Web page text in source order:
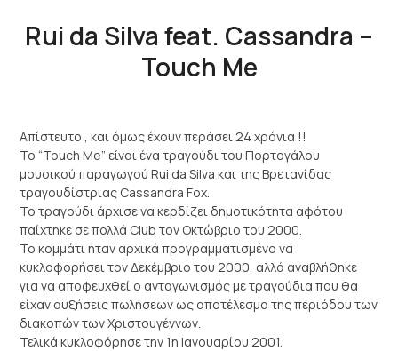
Rui da Silva feat. Cassandra –
Touch Me
Απίστευτο , και όμως έχουν περάσει 24 χρόνια !!
Το “Touch Me” είναι ένα τραγούδι του Πορτογάλου
μουσικού παραγωγού Rui da Silva και της Βρετανίδας
τραγουδίστριας Cassandra Fox.
Το τραγούδι άρχισε να κερδίζει δημοτικότητα αφότου
παίχτηκε σε πολλά Club τον Οκτώβριο του 2000.
Το κομμάτι ήταν αρχικά προγραμματισμένο να
κυκλοφορήσει τον Δεκέμβριο του 2000, αλλά αναβλήθηκε
για να αποφευχθεί ο ανταγωνισμός με τραγούδια που θα
είχαν αυξήσεις πωλήσεων ως αποτέλεσμα της περιόδου των
διακοπών των Χριστουγέννων.
Τελικά κυκλοφόρησε την 1η Ιανουαρίου 2001.